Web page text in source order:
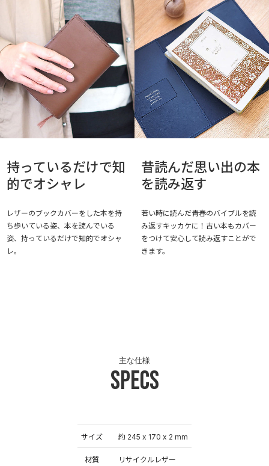
持っているだけで知
的でオシャレ
レザーのブックカバーをした本を持
ち歩いている姿、本を読んでいる
姿、持っているだけで知的でオシャ
レ。
昔読んだ思い出の本
を読み返す
若い時に読んだ青春のバイブルを読
み返すキッカケに！古い本もカバー
をつけて安心して読み返すことがで
きます。
Specs
主な仕様
サイズ 約 245 x 170 x 2 mm
材質 リサイクルレザー